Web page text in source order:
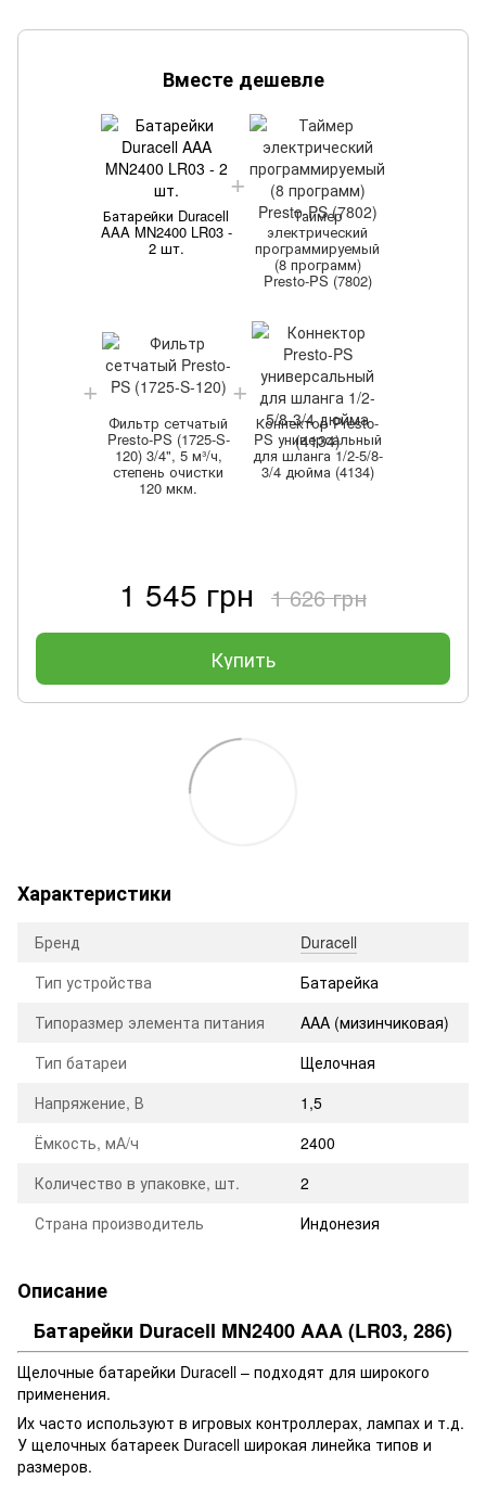
Вместе дешевле
Батарейки Duracell
AAA MN2400 LR03 -
2 шт.
Таймер
электрический
программируемый
(8 программ)
Presto-PS (7802)
Фильтр сетчатый
Presto-PS (1725-S-
120) 3/4", 5 м³/ч,
степень очистки
120 мкм.
Коннектор Presto-
PS универсальный
для шланга 1/2-5/8-
3/4 дюйма (4134)
1 545 грн 1 626 грн
Купить
Характеристики
Бренд
Duracell
Тип устройства
Батарейка
Типоразмер элемента питания
AAA (мизинчиковая)
Тип батареи
Щелочная
Напряжение, В
1,5
Ёмкость, мА/ч
2400
Количество в упаковке, шт.
2
Страна производитель
Индонезия
Описание
Батарейки Duracell MN2400 AAA (LR03, 286)
Щелочные батарейки Duracell – подходят для широкого
применения.
Их часто используют в игровых контроллерах, лампах и т.д.
У щелочных батареек Duracell широкая линейка типов и
размеров.